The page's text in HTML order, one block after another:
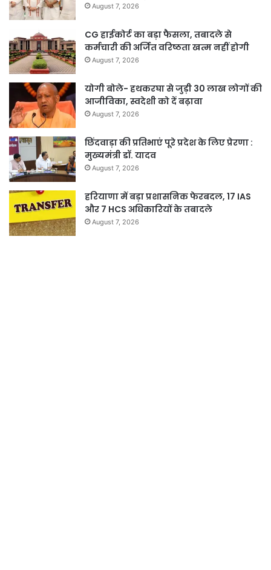
August 7, 2026
CG हाईकोर्ट का बड़ा फैसला, तबादले से
कर्मचारी की अर्जित वरिष्ठता खत्म नहीं होगी
August 7, 2026
योगी बोले- हथकरघा से जुड़ी 30 लाख लोगों की
आजीविका, स्वदेशी को दें बढ़ावा
August 7, 2026
छिंदवाड़ा की प्रतिभाएं पूरे प्रदेश के लिए प्रेरणा :
मुख्यमंत्री डॉ. यादव
August 7, 2026
हरियाणा में बड़ा प्रशासनिक फेरबदल, 17 IAS
और 7 HCS अधिकारियों के तबादले
August 7, 2026